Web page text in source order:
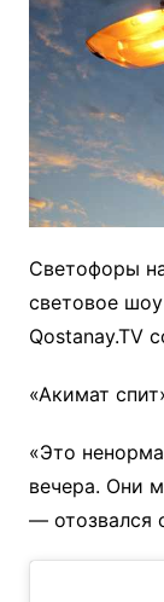
Светофоры
световое
Qostanay.TV
«Акимат
«Это
вечера. Они
— отозвался